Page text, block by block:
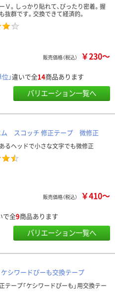
Ｖ。しっかり貼れて、ぴったり密着。握
抜群です。交換できて経済的。
販売価格（税込） ￥230～
」違いで全14商品あります
バリエーション一覧へ
ム スコッチ 修正テープ 微修正
るヘッドで小さな文字でも微修正
販売価格（税込） ￥410～
で全9商品あります
バリエーション一覧へ
シワードぴーも交換テープ
テープ「ケシワードぴーも」用交換テー